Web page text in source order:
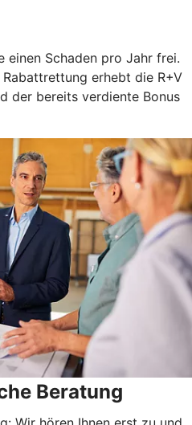
einen Schaden pro Jahr frei.
erhebt die R+V
der bereits verdiente Bonus
Beratung